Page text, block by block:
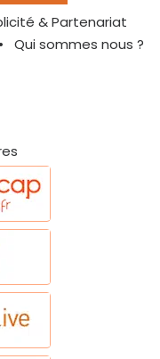
& Partenariat
Qui sommes nous ?